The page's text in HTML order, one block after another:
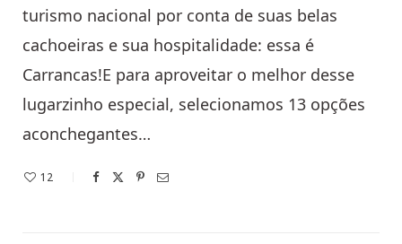
turismo nacional por conta de suas belas
cachoeiras e sua hospitalidade: essa é
Carrancas!E para aproveitar o melhor desse
lugarzinho especial, selecionamos 13 opções
aconchegantes…
12